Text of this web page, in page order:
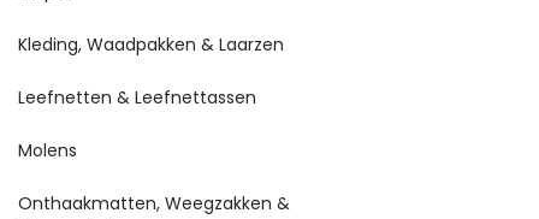
Kleding, Waadpakken & Laarzen
Leefnetten & Leefnettassen
Molens
Onthaakmatten, Weegzakken &